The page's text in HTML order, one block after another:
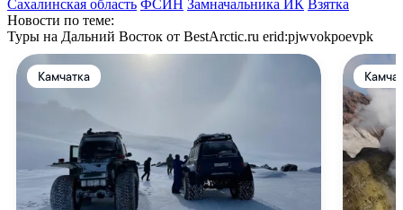
Сахалинская область ФСИН Замначальника ИК Взятка
Новости по теме:
Туры на Дальний Восток от BestArctic.ru erid:pjwvokpoevpk